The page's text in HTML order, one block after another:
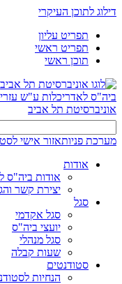
דילוג לתוכן העיקרי
תפריט עליון
תפריט ראשי
תוכן ראשי
ביה"ס לאדריכלות ע"ש
אוניברסיטת תל אביב
מערכת פניותאזור אישי
אודות
אודות ביה"ס
יצירת קשר
סגל
סגל אקדמי
יועצי ביה"ס
סגל מנהלי
שעות קבלה
סטודנטים
הנחיות